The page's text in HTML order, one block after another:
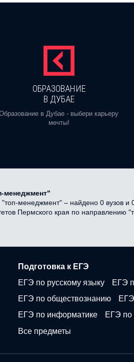
ОБРАЗОВАНИЕ
В ДУБАЕ
в Дубае - выбери карьеру
мечты!
менеджмент"
менеджмент" – найдено 0 вузов
Пермского края по
Подготовка к ЕГЭ
ЕГЭ по русскому языку
ЕГЭ
ЕГЭ по обществознанию
ЕГЭ по информатике
ЕГЭ по
Все предметы